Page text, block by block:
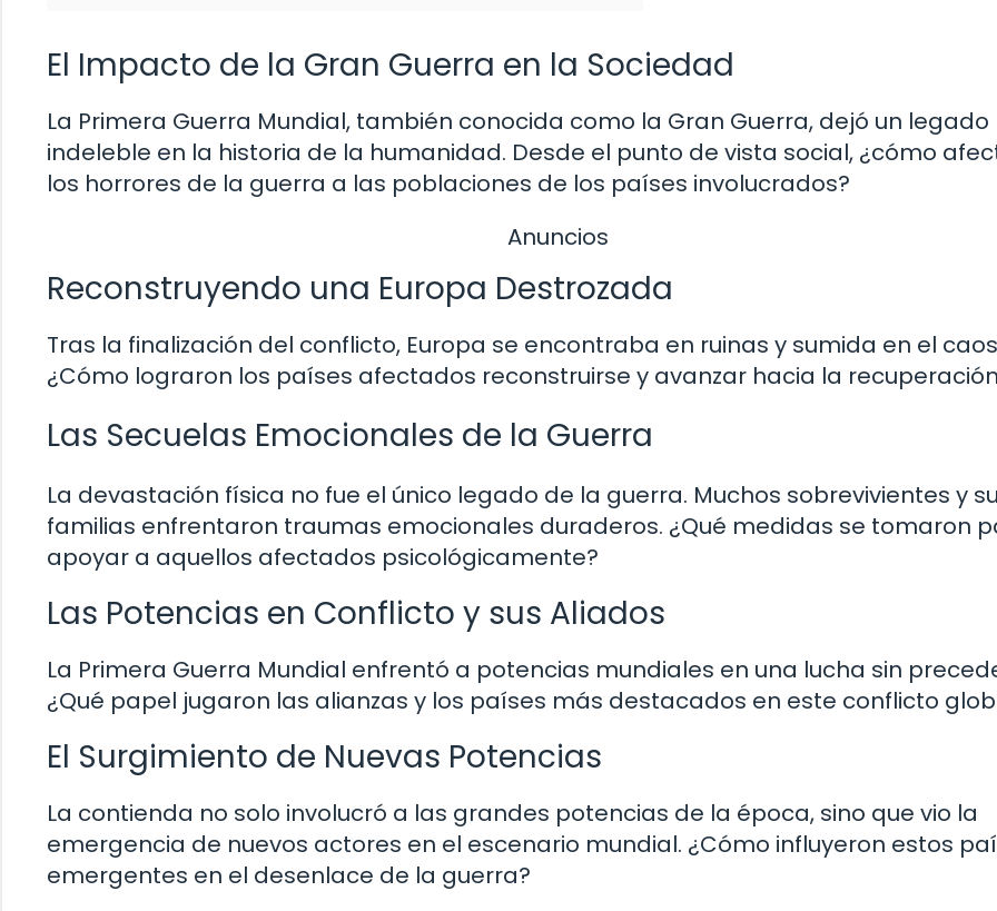
El Impacto de la Gran Guerra en la Sociedad
La Primera Guerra Mundial, también conocida como la Gran Guerra, dejó un legado
indeleble en la historia de la humanidad. Desde el punto de vista social, ¿cómo
los horrores de la guerra a las poblaciones de los países involucrados?
Anuncios
Reconstruyendo una Europa Destrozada
Tras la finalización del conflicto, Europa se encontraba en ruinas y sumida en el
¿Cómo lograron los países afectados reconstruirse y avanzar hacia la
Las Secuelas Emocionales de la Guerra
La devastación física no fue el único legado de la guerra. Muchos sobrevivientes y
familias enfrentaron traumas emocionales duraderos. ¿Qué medidas se tomaron
apoyar a aquellos afectados psicológicamente?
Las Potencias en Conflicto y sus Aliados
La Primera Guerra Mundial enfrentó a potencias mundiales en una lucha sin
¿Qué papel jugaron las alianzas y los países más destacados en este conflicto
El Surgimiento de Nuevas Potencias
La contienda no solo involucró a las grandes potencias de la época, sino que vio la
emergencia de nuevos actores en el escenario mundial. ¿Cómo influyeron estos
emergentes en el desenlace de la guerra?